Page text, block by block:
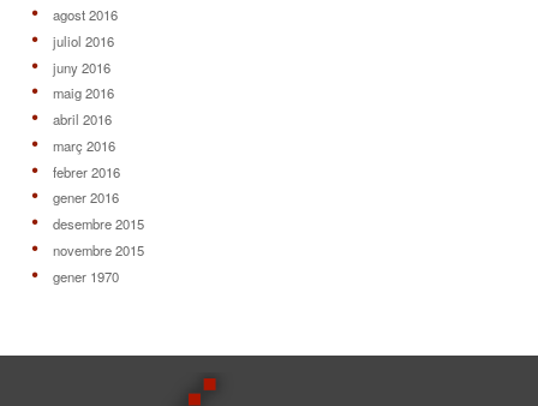
agost 2016
juliol 2016
juny 2016
maig 2016
abril 2016
març 2016
febrer 2016
gener 2016
desembre 2015
novembre 2015
gener 1970